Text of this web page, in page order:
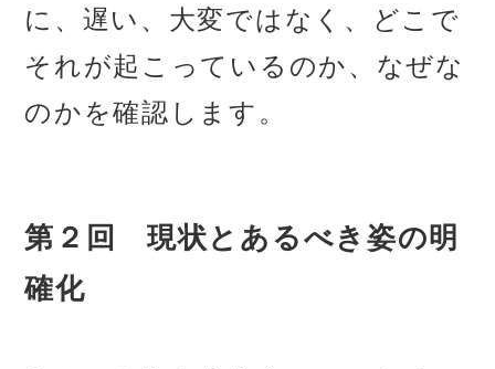
に、遅い、大変ではなく、どこで
それが起こっているのか、なぜな
のかを確認します。
第２回 現状とあるべき姿の明
確化